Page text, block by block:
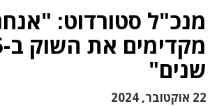
מנכ"ל סטורדוט:
שנים"
22 אוקטובר, 2024